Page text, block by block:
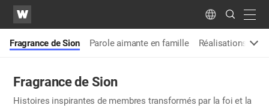
WATV
Language
Search
Submit
Fragrance de Sion Parole aimante en famille Réalisations
Fragrance de Sion
Histoires inspirantes de membres transformés par la foi et la